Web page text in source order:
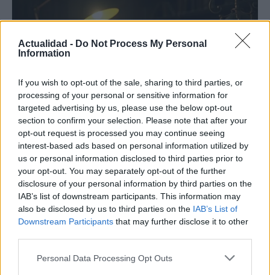
Actualidad - Do Not Process My Personal
Information
If you wish to opt-out of the sale, sharing to third parties, or
processing of your personal or sensitive information for
targeted advertising by us, please use the below opt-out
section to confirm your selection. Please note that after your
opt-out request is processed you may continue seeing
interest-based ads based on personal information utilized by
us or personal information disclosed to third parties prior to
your opt-out. You may separately opt-out of the further
disclosure of your personal information by third parties on the
IAB’s list of downstream participants. This information may
also be disclosed by us to third parties on the IAB’s List of
Downstream Participants that may further disclose it to other
Please note that this website/app uses one or more Google
Personal Data Processing Opt Outs
Psiquiatría forense y criminología: la
perspectiva del doctor Cabrera
El doctor Cabrera, experto en psiquiatría forense, comparte…
CIENCIA Y TECNOLOGÍA